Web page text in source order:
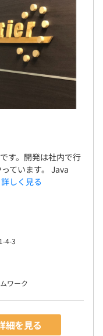
す。開発は社内で行
ています。 Java
詳しく見る
4-3
ワーク
細を見る